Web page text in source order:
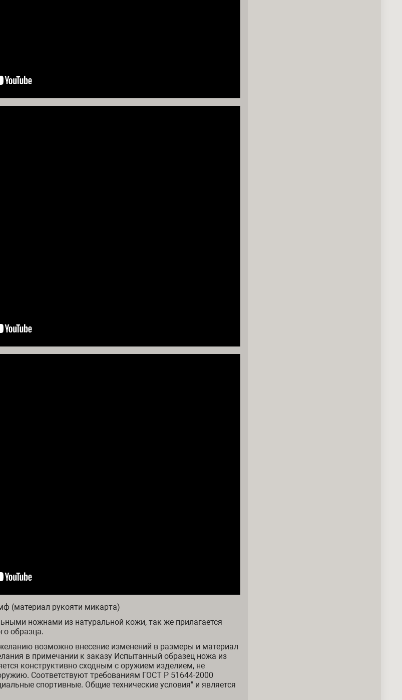
(материал рукояти микарта)
ножнами из натуральной кожи, так же прилагается
образца.
возможно внесение изменений в размеры и материал
в примечании к заказу Испытанный образец ножа из
конструктивно сходным с оружием изделием, не
Соответствуют требованиям ГОСТ Р 51644-2000
спортивные. Общие технические условия" и является